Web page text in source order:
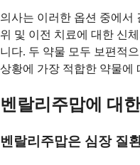
의사는 이러한 옵션 중에서
위 및 이전 치료에 대한 신
니다. 두 약물 모두 보편적
상황에 가장 적합한 약물에
벤랄리주맙에 대
벤랄리주맙은 심장 질